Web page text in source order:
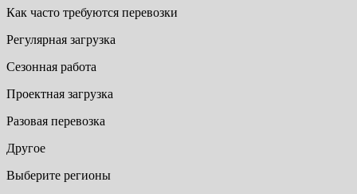
Как часто требуются перевозки
Регулярная загрузка
Сезонная работа
Проектная загрузка
Разовая перевозка
Другое
Выберите регионы